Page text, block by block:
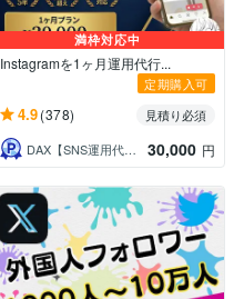
満枠対応中
Instagramを1ヶ月運用代行...
定期購入可
4.9(378)
見積り必須
DAX【SNS運用代行チーム】
30,000 円